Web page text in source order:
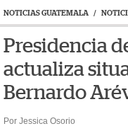
NOTICIAS GUATEMALA /
Presidencia
actualiza
Bernardo
Por Jessica Osorio